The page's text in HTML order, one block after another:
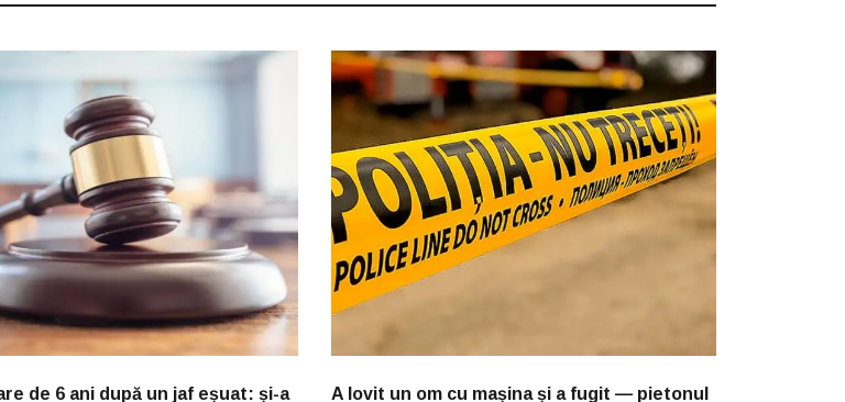
de 6 ani după un jaf eșuat: și-a
A lovit un om cu mașina și a fugit — pietonul